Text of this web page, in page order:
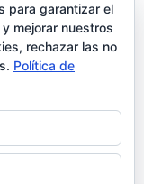
para garantizar el
mejorar nuestros
rechazar las no
Política de